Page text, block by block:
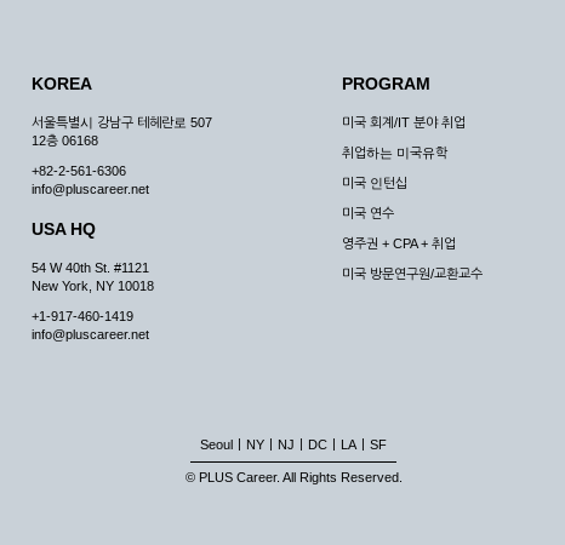
KOREA
서울특별시 강남구 테헤란로 507
12층 06168
+82-2-561-6306
info@pluscareer.net
USA HQ
54 W 40th St. #1121
New York, NY 10018
+1-917-460-1419
info@pluscareer.net
PROGRAM
미국 회계/IT 분야 취업
취업하는 미국유학
미국 인턴십
미국 연수
영주권 + CPA + 취업
미국 방문연구원/교환교수
Seoul NY NJ DC LA SF
© PLUS Career. All Rights Reserved.